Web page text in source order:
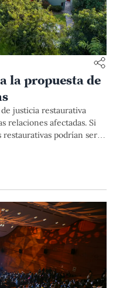
la propuesta de
justicia restaurativa
relaciones afectadas. Si
restaurativas podrían ser
este proceso